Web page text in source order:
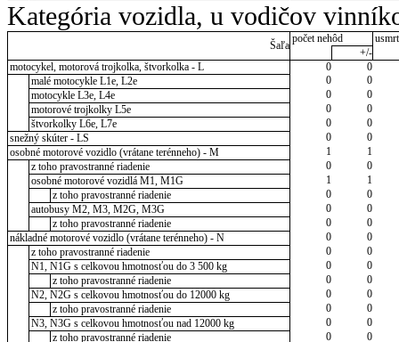
Kategória vozidla, u vodičov
Šaľa
počet nehôd
+/-
motocykel, motorová trojkolka, štvorkolka - L
0
0
malé motocykle L1e, L2e
0
0
motocykle L3e, L4e
0
0
motorové trojkolky L5e
0
0
štvorkolky L6e, L7e
0
0
snežný skúter - LS
0
0
osobné motorové vozidlo (vrátane terénneho) - M
1
1
z toho pravostranné riadenie
0
0
osobné motorové vozidlá M1, M1G
1
1
z toho pravostranné riadenie
0
0
autobusy M2, M3, M2G, M3G
0
0
z toho pravostranné riadenie
0
0
nákladné motorové vozidlo (vrátane terénneho) - N
0
0
z toho pravostranné riadenie
0
0
N1, N1G s celkovou hmotnosťou do 3 500 kg
0
0
z toho pravostranné riadenie
0
0
N2, N2G s celkovou hmotnosťou do 12000 kg
0
0
z toho pravostranné riadenie
0
0
N3, N3G s celkovou hmotnosťou nad 12000 kg
0
0
z toho pravostranné riadenie
0
0